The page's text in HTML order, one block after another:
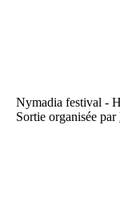
Nymadia festival -
Sortie organisée par